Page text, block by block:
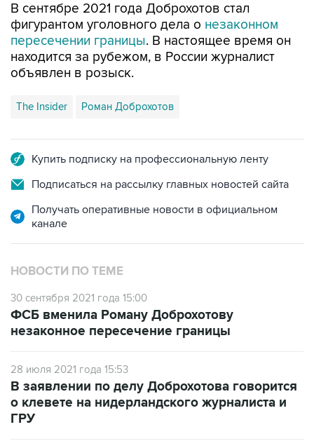
В сентябре 2021 года Доброхотов стал
фигурантом уголовного дела о незаконном
пересечении границы. В настоящее время он
находится за рубежом, в России журналист
объявлен в розыск.
The Insider Роман Доброхотов
Купить подписку на профессиональную ленту
Подписаться на рассылку главных новостей сайта
Получать оперативные новости в официальном
канале
НОВОСТИ ПО ТЕМЕ
30 сентября 2021 года 15:00
ФСБ вменила Роману Доброхотову
незаконное пересечение границы
28 июля 2021 года 15:53
В заявлении по делу Доброхотова говорится
о клевете на нидерландского журналиста и
ГРУ